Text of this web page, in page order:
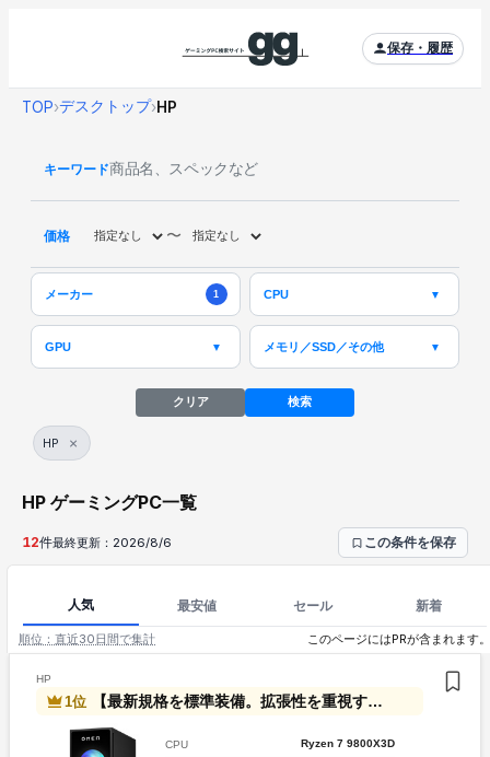
保存・履歴
TOP›デスクトップ›HP
キーワード
価格 〜
メーカー 1 CPU ▼
GPU ▼ メモリ／SSD／その他 ▼
クリア 検索
HP ×
HP ゲーミングPC一覧
12件最終更新： 2026/8/6 この条件を保存
人気 最安値 セール 新着
順位：直近30日間で集計 このページにはPRが含まれます。
HP
1位 【最新規格を標準装備。拡張性を重視するなら B850キャンペーン】OMEN by HP 35L Gaming Desktop GT16-1003jp ピナクルプラスモデル 【C35】
CPU Ryzen 7 9800X3D